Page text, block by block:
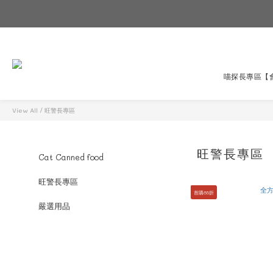
喵探長專區
View All / 旺警長專區
Cat Canned food
旺警長專區
嚴選用品
旺警長專區
首購85折